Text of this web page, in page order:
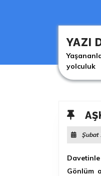
YAZI
yolculuk
Şubat
Gönlüm